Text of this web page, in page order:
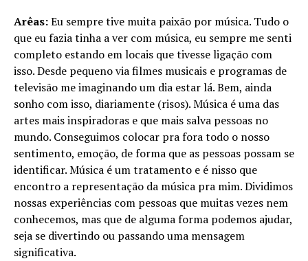
Arêas:Eu sempre tive muita paixão por música. Tudo o
que eu fazia tinha a ver com música, eu sempre me senti
completo estando em locais que tivesse ligação com
isso. Desde pequeno via filmes musicais e programas de
televisão me imaginando um dia estar lá. Bem, ainda
sonho com isso, diariamente (risos). Música é uma das
artes mais inspiradoras e que mais salva pessoas no
mundo. Conseguimos colocar pra fora todo o nosso
sentimento, emoção, de forma que as pessoas possam se
identificar. Música é um tratamento e é nisso que
encontro a representação da música pra mim. Dividimos
nossas experiências com pessoas que muitas vezes nem
conhecemos, mas que de alguma forma podemos ajudar,
seja se divertindo ou passando uma mensagem
significativa.